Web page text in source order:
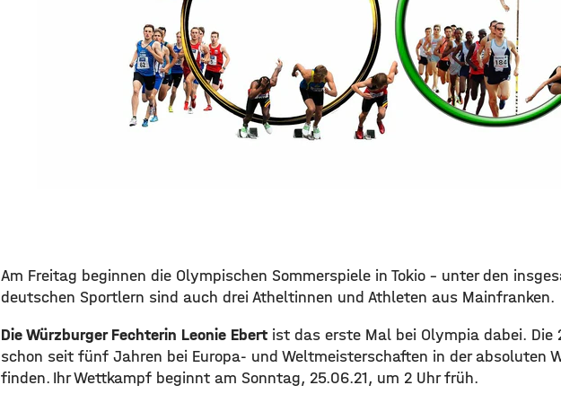
Am Freitag beginnen die Olympischen Sommerspiele in Tokio – unter den
deutschen Sportlern sind auch drei Atheltinnen und Athleten aus Mainfranken.
Die Würzburger Fechterin Leonie Ebert ist das erste Mal bei Olympia dabei. Die
schon seit fünf Jahren bei Europa- und Weltmeisterschaften in der absoluten
finden. Ihr Wettkampf beginnt am Sonntag, 25.06.21, um 2 Uhr früh.